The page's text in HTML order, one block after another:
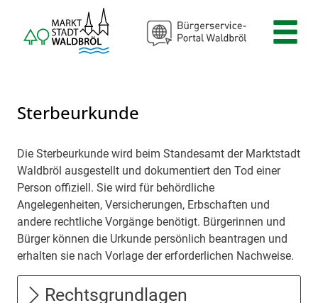
Zum Hauptinhalt springen
Sterbeurkunde
Beschreibung
Die Sterbeurkunde wird beim Standesamt der Marktstadt
Waldbröl ausgestellt und dokumentiert den Tod einer
Person offiziell. Sie wird für behördliche
Angelegenheiten, Versicherungen, Erbschaften und
andere rechtliche Vorgänge benötigt. Bürgerinnen und
Bürger können die Urkunde persönlich beantragen und
erhalten sie nach Vorlage der erforderlichen Nachweise.
Rechtsgrundlagen